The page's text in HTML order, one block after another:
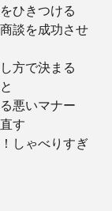
ひきつける
談を成功させ
方で決まる
悪いマナー
す
しゃべりすぎ